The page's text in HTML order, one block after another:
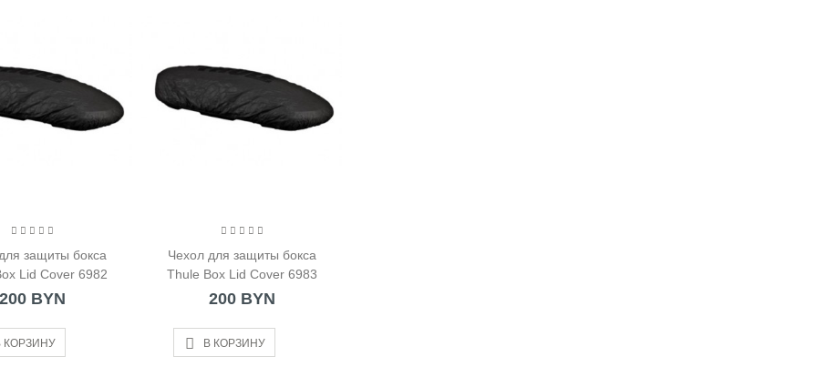
защиты бокса
Lid Cover 6982
200 BYN
КОРЗИНУ
Чехол для защиты бокса
Thule Box Lid Cover 6983
200 BYN
В КОРЗИНУ